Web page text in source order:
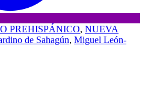
PREHISPÁNICO, NUEVA
de Sahagún, Miguel León-